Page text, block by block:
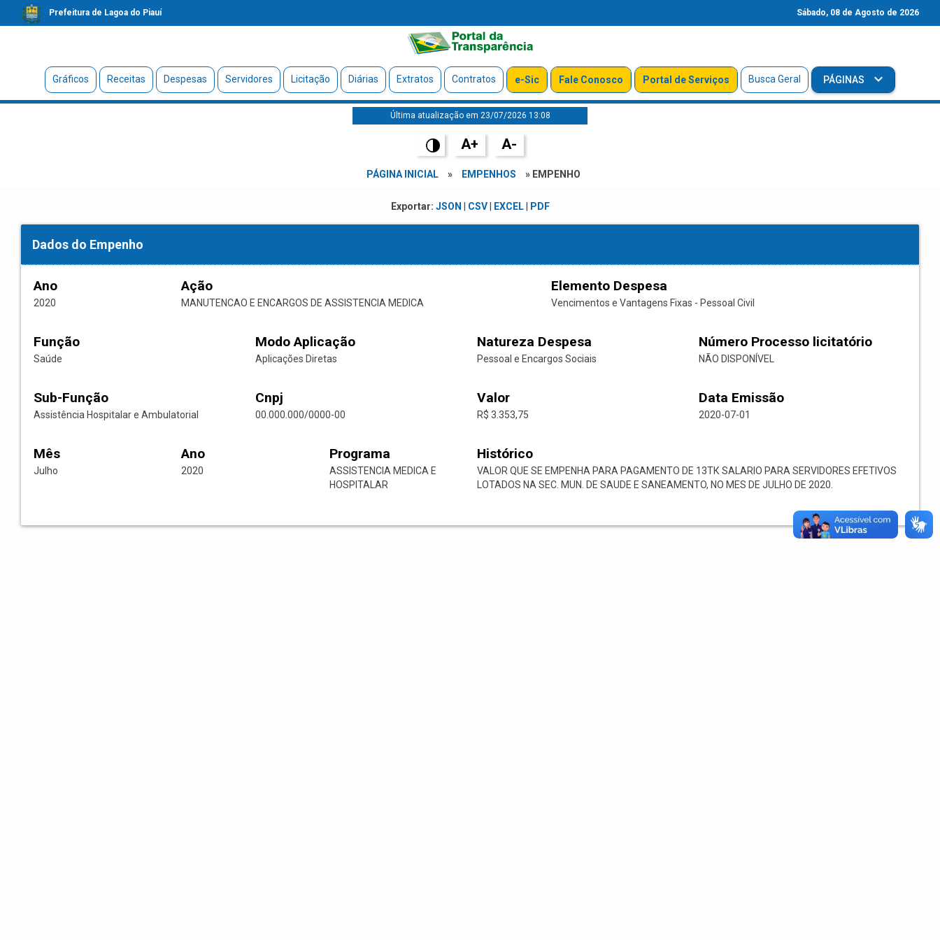
Prefeitura de Lagoa do Piauí Sábado, 08 de Agosto de 2026
Gráficos Receitas Despesas Servidores Licitação Diárias Extratos Contratos e-Sic Fale Conosco Portal de Serviços Busca Geral PÁGINAS
Última atualização em 23/07/2026 13:08
A+ A-
PÁGINA INICIAL » EMPENHOS » EMPENHO
Exportar: JSON CSV| EXCEL| PDF
Dados do Empenho
Ano
2020
Ação
MANUTENCAO E ENCARGOS DE ASSISTENCIA MEDICA
Elemento Despesa
Vencimentos e Vantagens Fixas - Pessoal Civil
Função
Saúde
Modo Aplicação
Aplicações Diretas
Natureza Despesa
Pessoal e Encargos Sociais
Número Processo licitatório
NÃO DISPONÍVEL
Sub-Função
Assistência Hospitalar e Ambulatorial
Cnpj
00.000.000/0000-00
Valor
R$ 3.353,75
Data Emissão
2020-07-01
Mês
Julho
Ano
2020
Programa
ASSISTENCIA MEDICA E
HOSPITALAR
Histórico
VALOR QUE SE EMPENHA PARA PAGAMENTO DE 13ТК SALARIO PARA SERVIDORES EFETIVOS
LOTADOS NA SEC. MUN. DE SAUDE E SANEAMENTO, NO MES DE JULHO DE 2020.